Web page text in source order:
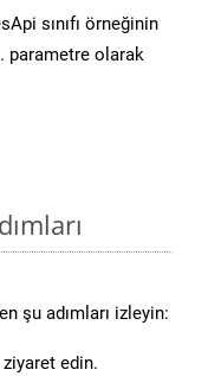
sınıfı örneğinin
parametre olarak
şu adımları izleyin:
ziyaret edin.